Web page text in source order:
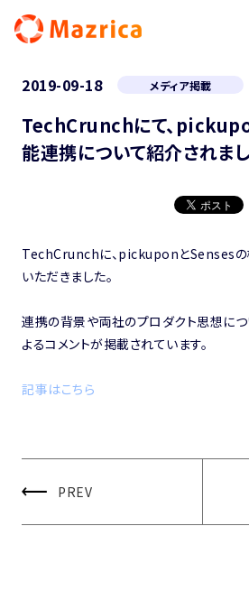
2019-09-18 メディア掲載
TechCrunchにて、
能連携について紹介されまし
TechCrunchに、pickuponとSenses
いただきました。
連携の背景や両社のプロダクト思想に
よるコメントが掲載されています。
記事はこちら
PREV